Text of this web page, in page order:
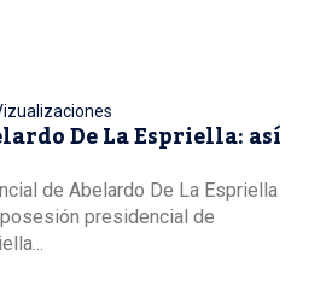
De La Espriella: así
de Abelardo De La Espriella
presidencial de